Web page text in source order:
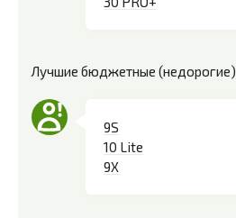
Лучшие бюджетные (недорогие)
9S
10 Lite
9X